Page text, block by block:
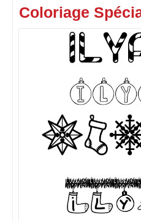
Coloriage